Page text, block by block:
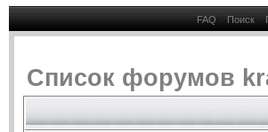
FAQ Поиск
Список форумов